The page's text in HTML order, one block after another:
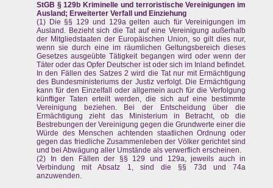
StGB § 129b Kriminelle und terroristische Vereinigungen im
Ausland; Erweiterter Verfall und Einziehung
(1) Die §§ 129 und 129a gelten auch für Vereinigungen im
Ausland. Bezieht sich die Tat auf eine Vereinigung außerhalb
der Mitgliedstaaten der Europäischen Union, so gilt dies nur,
wenn sie durch eine im räumlichen Geltungsbereich dieses
Gesetzes ausgeübte Tätigkeit begangen wird oder wenn der
Täter oder das Opfer Deutscher ist oder sich im Inland befindet.
In den Fällen des Satzes 2 wird die Tat nur mit Ermächtigung
des Bundesministeriums der Justiz verfolgt. Die Ermächtigung
kann für den Einzelfall oder allgemein auch für die Verfolgung
künftiger Taten erteilt werden, die sich auf eine bestimmte
Vereinigung beziehen. Bei der Entscheidung über die
Ermächtigung zieht das Ministerium in Betracht, ob die
Bestrebungen der Vereinigung gegen die Grundwerte einer die
Würde des Menschen achtenden staatlichen Ordnung oder
gegen das friedliche Zusammenleben der Völker gerichtet sind
und bei Abwägung aller Umstände als verwerflich erscheinen.
(2) In den Fällen der §§ 129 und 129a, jeweils auch in
Verbindung mit Absatz 1, sind die §§ 73d und 74a
anzuwenden.